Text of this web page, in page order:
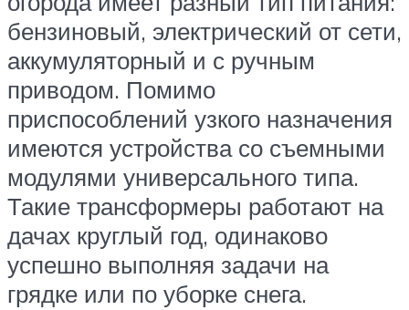
бензиновый, электрический от сети,
аккумуляторный и с ручным
приводом. Помимо
приспособлений узкого назначения
имеются устройства со съемными
модулями универсального типа.
Такие трансформеры работают на
дачах круглый год, одинаково
успешно выполняя задачи на
грядке или по уборке снега.